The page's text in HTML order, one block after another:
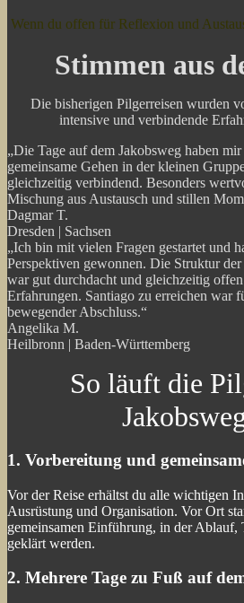
Wenn du offen für Reflexion und
Stimmen aus
Die bisherigen Pilgerreisen wurden
intensive und verbindende
„Die Tage auf dem Jakobsweg haben
gemeinsame Gehen in der kleinen
gleichzeitig verbindend. Besonders
Mischung aus Austausch und stillen
Dagmar T.
Dresden | Sachsen
„Ich bin mit vielen Fragen gestartet und
Perspektiven gewonnen. Die Struktur
war gut durchdacht und gleichzeitig
Erfahrungen. Santiago zu erreichen war
bewegender Abschluss.“
Angelika M.
Heilbronn | Baden-Württemberg
So läuft die
1. Vorbereitung und
Vor der Reise erhältst du alle wichtigen
Ausrüstung und Organisation. Vor Ort
gemeinsamen Einführung, in der Ablauf,
geklärt werden.
2. Mehrere Tage zu Fuß auf